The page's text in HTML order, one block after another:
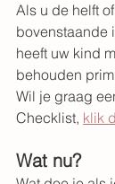
Als u de helft
bovenstaande
heeft uw kind
behouden
Wil je graag
Checklist, klik
Wat nu?